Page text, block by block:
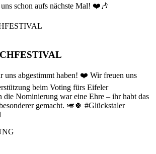
schon aufs nächste Mal! ❤️🎶
uns abgestimmt haben! ❤️ Wir freuen uns
beim Voting fürs Eifeler
die Nominierung war eine Ehre – ihr habt das
gemacht. 🎺🍀 #Glückstaler